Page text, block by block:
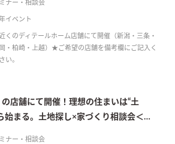
ナー・相談会
イベント
くのディテールホーム店舗にて開催（新潟・三条・
・柏崎・上越）★ご希望の店舗を備考欄にご記入く
い。
の店舗にて開催！理想の住まいは“土
始まる。土地探し×家づくり相談会＜予
ナー・相談会